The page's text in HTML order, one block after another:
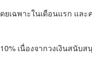
เฉพาะในเดือนแรก และ
เนื่องจากวงเงินสนับส